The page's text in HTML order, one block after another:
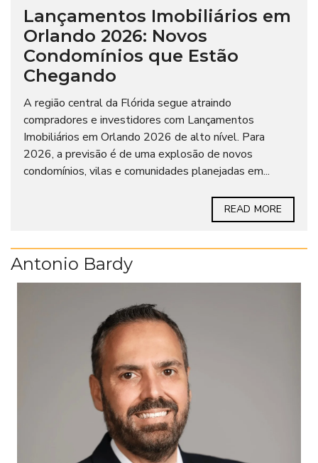
Lançamentos Imobiliários em
Orlando 2026: Novos
Condomínios que Estão
Chegando
A região central da Flórida segue atraindo
compradores e investidores com Lançamentos
Imobiliários em Orlando 2026 de alto nível. Para
2026, a previsão é de uma explosão de novos
condomínios, vilas e comunidades planejadas em...
READ MORE
Antonio Bardy